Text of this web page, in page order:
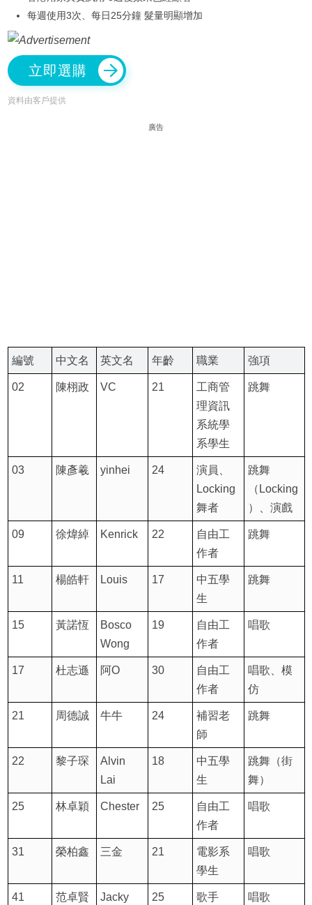
每週使用3次、每日25分鐘 髮量明顯增加
立即選購
資料由客戶提供
廣告
編號 中文名 英文名 年齡 職業 強項
02 陳栩政 VC 21
工商管
理資訊
系統學
系學生
跳舞
03 陳彥羲 yinhei 24
演員、
Locking
舞者
跳舞
（Locking
）、演戲
09 徐煒綽 Kenrick 22
自由工
作者
跳舞
11 楊皓軒 Louis 17
中五學
生
跳舞
15 黃諾恆
Bosco
Wong
19
自由工
作者
唱歌
17 杜志遜 阿O 30
自由工
作者
唱歌、模
仿
21 周德誠 牛牛 24
補習老
師
跳舞
22 黎子琛
Alvin
Lai
18
中五學
生
跳舞（街
舞）
25 林卓穎 Chester 25
自由工
作者
唱歌
31 榮柏鑫 三金 21
電影系
學生
唱歌
41 范卓賢
Jacky
25 歌手 唱歌